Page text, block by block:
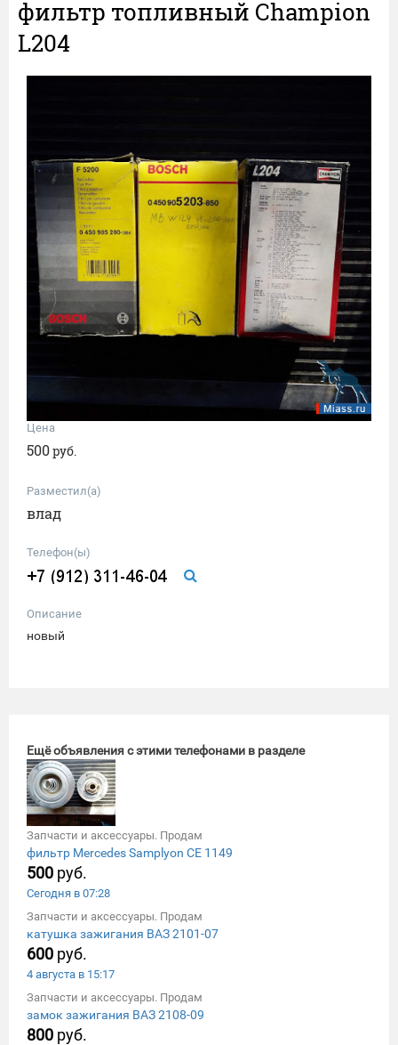
фильтр топливный Champion
L204
Цена
500руб.
Разместил(а)
влад
Телефон(ы)
Описание
новый
Ещё объявления с этими телефонами в разделе
Запчасти и аксессуары. Продам
фильтр Mercedes Samplyon CE 1149
500 руб.
Сегодня в 07:28
Запчасти и аксессуары. Продам
катушка зажигания ВАЗ 2101-07
600 руб.
4 августа в 15:17
Запчасти и аксессуары. Продам
замок зажигания ВАЗ 2108-09
800 руб.